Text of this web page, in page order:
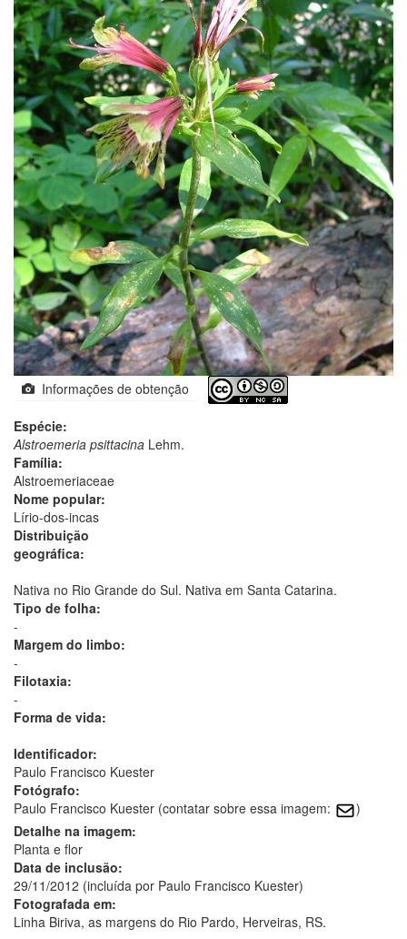
Informações de obtenção
Espécie:
Alstroemeria psittacina Lehm.
Família:
Alstroemeriaceae
Nome popular:
Lírio-dos-incas
Distribuição
geográfica:
Nativa no Rio Grande do Sul. Nativa em Santa Catarina.
Tipo de folha:
-
Margem do limbo:
-
Filotaxia:
-
Forma de vida:
Identificador:
Paulo Francisco Kuester
Fotógrafo:
Paulo Francisco Kuester (contatar sobre essa imagem:
)
Detalhe na imagem:
Planta e flor
Data de inclusão:
29/11/2012 (incluída por Paulo Francisco Kuester)
Fotografada em:
Linha Biriva, as margens do Rio Pardo, Herveiras, RS.